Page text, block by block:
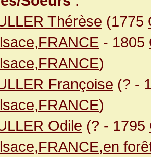
Thérèse (1775
- 1805
)
Françoise (? -
)
Odile (? - 1795